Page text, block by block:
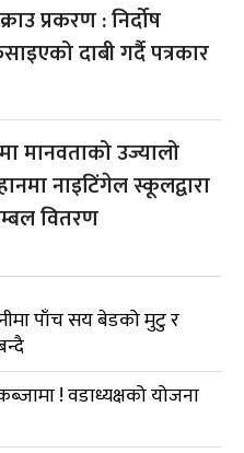
प्रकरण : निर्दोष
दाबी गर्दै पत्रकार
मानवताको उज्यालो
नाइटिंगेल स्कूलद्वारा
वितरण
पाँच सय बेडको मुटु र
! वडाध्यक्षको योजना